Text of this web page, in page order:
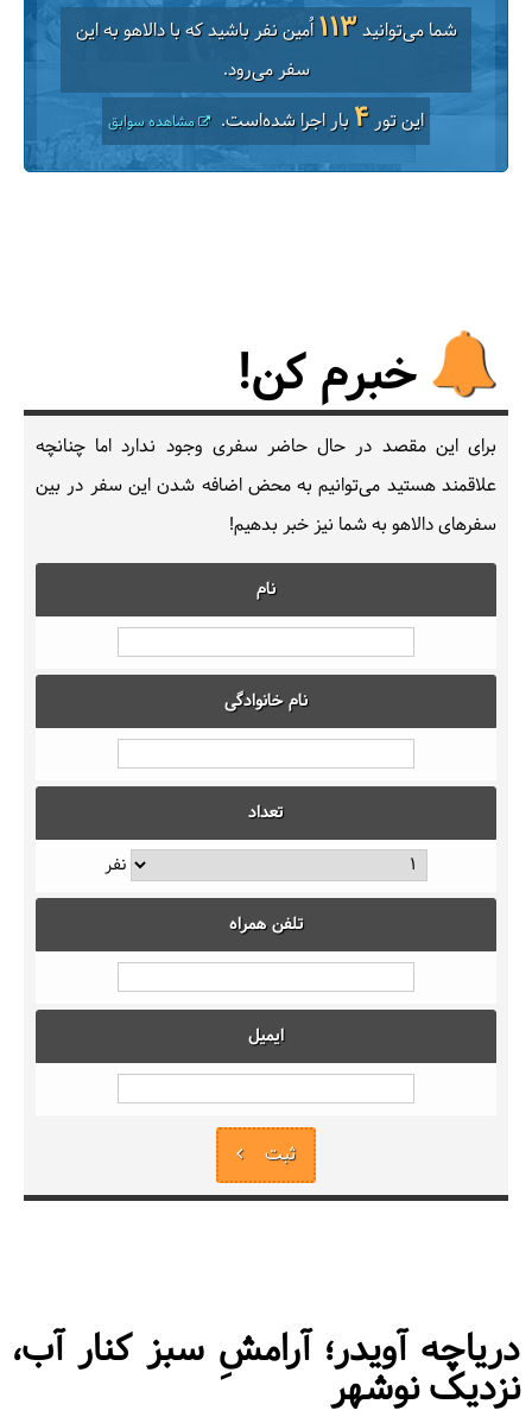
شما می‌توانید113اُمین نفر باشید که با دالاهو به این
سفر می‌رود.
این تور4بار اجرا شده‌است. مشاهده سوابق
خبرم کن!
برای این مقصد در حال حاضر سفری وجود ندارد اما چنانچه
علاقمند هستید می‌توانیم به محض اضافه شدن این سفر در بین
سفرهای دالاهو به شما نیز خبر بدهیم!
نام
نام خانوادگی
تعداد
نفر
تلفن همراه
ایمیل
ثبت
دریاچه آویدر؛ آرامشِ سبز کنار آب،
نزدیک نوشهر